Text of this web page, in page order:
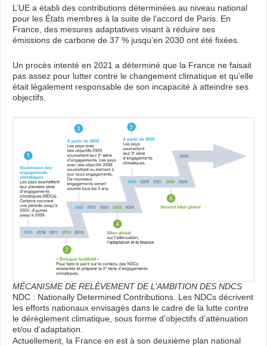
L’UE a établi des contributions déterminées au niveau national
pour les États membres à la suite de l’accord de Paris. En
France, des mesures adaptatives visant à réduire ses
émissions de carbone de 37 % jusqu’en 2030 ont été fixées.
Un procès intenté en 2021 a déterminé que la France ne faisait
pas assez pour lutter contre le changement climatique et qu’elle
était légalement responsable de son incapacité à atteindre ses
objectifs.
MÉCANISME DE RELÈVEMENT DE L’AMBITION DES NDCS
NDC : Nationally Determined Contributions. Les NDCs décrivent
les efforts nationaux envisagés dans le cadre de la lutte contre
le dérèglement climatique, sous forme d’objectifs d’atténuation
et/ou d’adaptation.
Actuellement, la France en est à son deuxième plan national